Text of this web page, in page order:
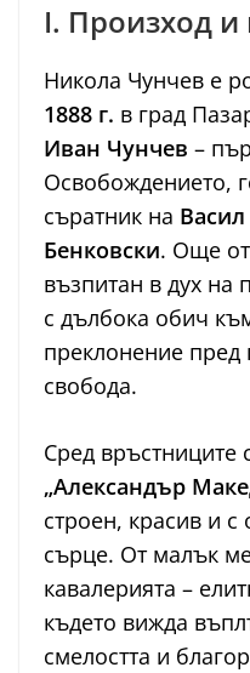
I. Произход и
Никола Чунчев е
1888 г. в град
Иван Чунчев –
Освобождението,
съратник на
Бенковски. Още от
възпитан в дух на
с дълбока обич
преклонение пред
свобода.
Сред връстниците
„Александър
строен, красив и с
сърце. От малък
кавалерията –
където вижда
смелостта и